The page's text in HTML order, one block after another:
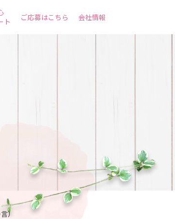
ト
ご応募はこちら 会社情報
）